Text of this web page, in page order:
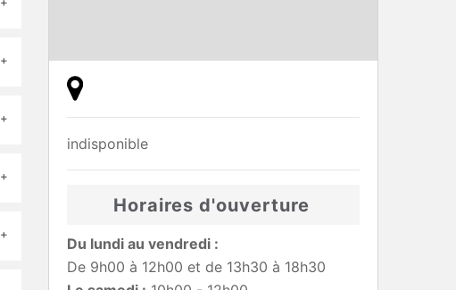
indisponible
Horaires d'ouverture
Du lundi au vendredi :
De 9h00 à 12h00 et de 13h30 à 18h30